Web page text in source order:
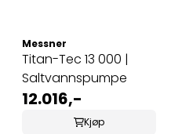
Messner
Titan-Tec 13 000 |
Saltvannspumpe
12.016,-
Kjøp